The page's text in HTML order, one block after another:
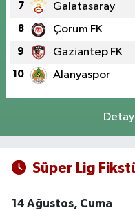
7 Galatasaray
8 Çorum FK
9 Gaziantep FK
10 Alanyaspor
Süper Lig
14 Ağustos, Cuma